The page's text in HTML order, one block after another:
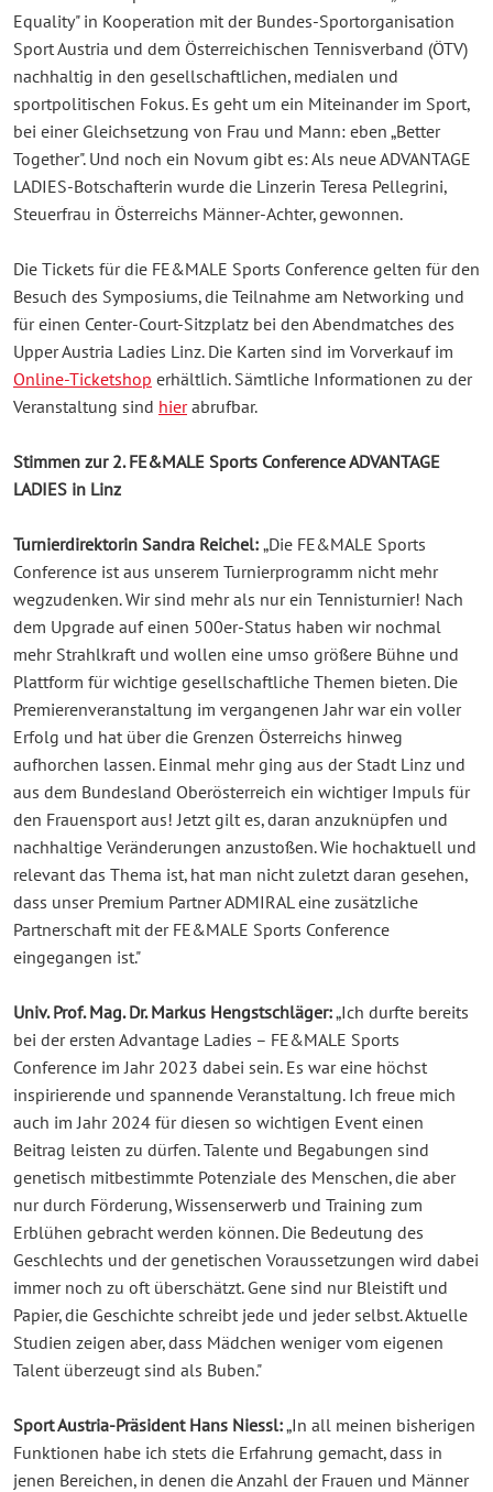
Equality" in Kooperation mit der Bundes-Sportorganisation
Sport Austria und dem Österreichischen Tennisverband (ÖTV)
nachhaltig in den gesellschaftlichen, medialen und
sportpolitischen Fokus. Es geht um ein Miteinander im Sport,
bei einer Gleichsetzung von Frau und Mann: eben „Better
Together". Und noch ein Novum gibt es: Als neue ADVANTAGE
LADIES-Botschafterin wurde die Linzerin Teresa Pellegrini,
Steuerfrau in Österreichs Männer-Achter, gewonnen.
Die Tickets für die FE&MALE Sports Conference gelten für den
Besuch des Symposiums, die Teilnahme am Networking und
für einen Center-Court-Sitzplatz bei den Abendmatches des
Upper Austria Ladies Linz. Die Karten sind im Vorverkauf im
Online-Ticketshop erhältlich. Sämtliche Informationen zu der
Veranstaltung sind hierabrufbar.
Stimmen zur 2. FE&MALE Sports Conference ADVANTAGE
LADIES in Linz
Turnierdirektorin Sandra Reichel: „Die FE&MALE Sports
Conference ist aus unserem Turnierprogramm nicht mehr
wegzudenken. Wir sind mehr als nur ein Tennisturnier! Nach
dem Upgrade auf einen 500er-Status haben wir nochmal
mehr Strahlkraft und wollen eine umso größere Bühne und
Plattform für wichtige gesellschaftliche Themen bieten. Die
Premierenveranstaltung im vergangenen Jahr war ein voller
Erfolg und hat über die Grenzen Österreichs hinweg
aufhorchen lassen. Einmal mehr ging aus der Stadt Linz und
aus dem Bundesland Oberösterreich ein wichtiger Impuls für
den Frauensport aus! Jetzt gilt es, daran anzuknüpfen und
nachhaltige Veränderungen anzustoßen. Wie hochaktuell und
relevant das Thema ist, hat man nicht zuletzt daran gesehen,
dass unser Premium Partner ADMIRAL eine zusätzliche
Partnerschaft mit der FE&MALE Sports Conference
eingegangen ist."
Univ. Prof. Mag. Dr. Markus Hengstschläger:„Ich durfte bereits
bei der ersten Advantage Ladies – FE&MALE Sports
Conference im Jahr 2023 dabei sein. Es war eine höchst
inspirierende und spannende Veranstaltung. Ich freue mich
auch im Jahr 2024 für diesen so wichtigen Event einen
Beitrag leisten zu dürfen. Talente und Begabungen sind
genetisch mitbestimmte Potenziale des Menschen, die aber
nur durch Förderung, Wissenserwerb und Training zum
Erblühen gebracht werden können. Die Bedeutung des
Geschlechts und der genetischen Voraussetzungen wird dabei
immer noch zu oft überschätzt. Gene sind nur Bleistift und
Papier, die Geschichte schreibt jede und jeder selbst. Aktuelle
Studien zeigen aber, dass Mädchen weniger vom eigenen
Talent überzeugt sind als Buben."
Sport Austria-Präsident Hans Niessl:„In all meinen bisherigen
Funktionen habe ich stets die Erfahrung gemacht, dass in
jenen Bereichen, in denen die Anzahl der Frauen und Männer